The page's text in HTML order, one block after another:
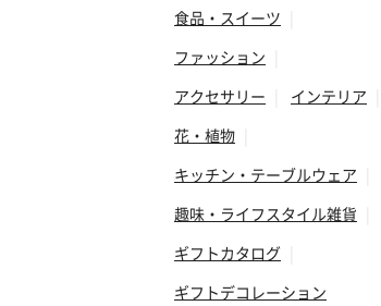
食品・スイーツ
ファッション
アクセサリー
インテリア
花・植物
キッチン・テーブルウェア
趣味・ライフスタイル雑貨
ギフトカタログ
ギフトデコレーション